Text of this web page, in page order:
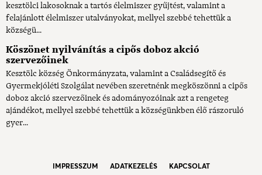
kesztölci lakosoknak a tartós élelmiszer gyűjtést, valamint a
felajánlott élelmiszer utalványokat, mellyel szebbé tehettük a
községü...
Köszönet nyilvánítás a cipős doboz akció
szervezőinek
Kesztölc község Önkormányzata, valamint a Családsegítő és
Gyermekjóléti Szolgálat nevében szeretnénk megköszönni a cipős
doboz akció szervezőinek és adományozóinak azt a rengeteg
ajándékot, mellyel szebbé tehettük a községünkben élő rászoruló
gyer...
IMPRESSZUM ADATKEZELÉS KAPCSOLAT